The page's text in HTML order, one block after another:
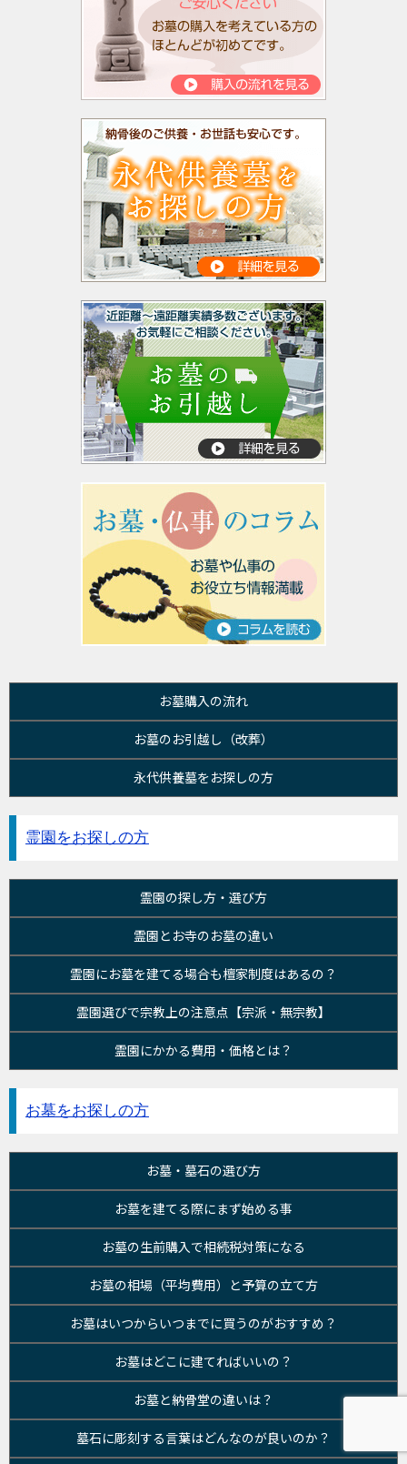
お墓購入の流れ
お墓のお引越し（改葬）
永代供養墓をお探しの方
霊園をお探しの方
霊園の探し方・選び方
霊園とお寺のお墓の違い
霊園にお墓を建てる場合も檀家制度はあるの？
霊園選びで宗教上の注意点【宗派・無宗教】
霊園にかかる費用・価格とは？
お墓をお探しの方
お墓・墓石の選び方
お墓を建てる際にまず始める事
お墓の生前購入で相続税対策になる
お墓の相場（平均費用）と予算の立て方
お墓はいつからいつまでに買うのがおすすめ？
お墓はどこに建てればいいの？
お墓と納骨堂の違いは？
墓石に彫刻する言葉はどんなのが良いのか？